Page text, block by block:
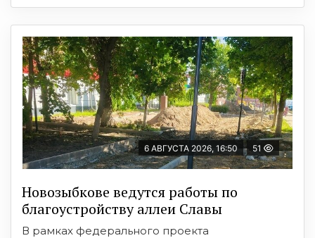
6 АВГУСТА 2026, 16:50 51
Новозыбкове ведутся работы по
благоустройству аллеи Славы
В рамках федерального проекта